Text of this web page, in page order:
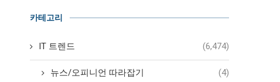
카테고리
IT 트렌드 (6,474)
뉴스/오피니언 따라잡기 (4)